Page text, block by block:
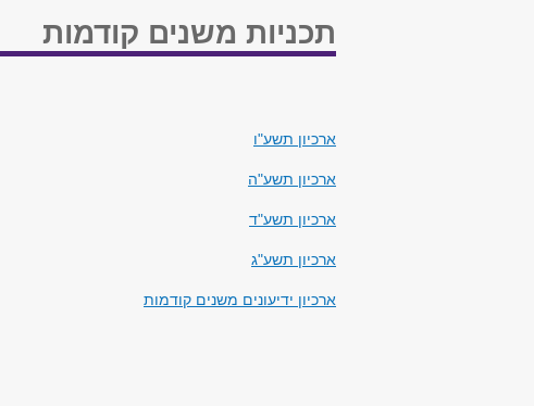
תכניות משנים קודמות
​ארכיון תשע"ו
ארכיון תשע"ה
ארכיון תשע"ד
ארכיון תשע"ג
ארכיון ידיעונים משנים קודמות